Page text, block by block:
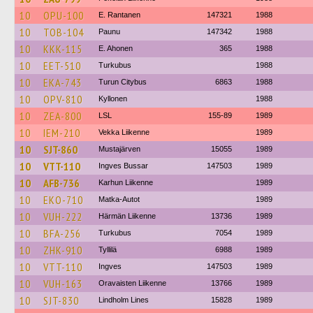
10 OPU-100 E. Rantanen 147321 1988
10 TOB-104 Paunu 147342 1988
10 KKK-115 E. Ahonen 365 1988
10 EET-510 Turkubus 1988
10 EKA-743 Turun Citybus 6863 1988
10 OPV-810 Kyllonen 1988
10 ZEA-800 LSL 155-89 1989
10 IEM-210 Vekka Liikenne 1989
10 SJT-860 Mustajärven 15055 1989
10 VTT-110 Ingves Bussar 147503 1989
10 AFB-736 Karhun Liikenne 1989
10 EKO-710 Matka-Autot 1989
10 VUH-222 Härmän Liikenne 13736 1989
10 BFA-256 Turkubus 7054 1989
10 ZHK-910 Tyllilä 6988 1989
10 VTT-110 Ingves 147503 1989
10 VUH-163 Oravaisten Liikenne 13766 1989
10 SJT-830 Lindholm Lines 15828 1989